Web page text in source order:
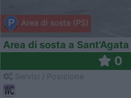
Area di sosta (PS)
Area di sosta a Sant'Agata
0